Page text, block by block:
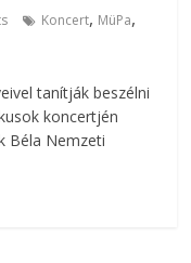
Koncert, MüPa,
tanítják beszélni
koncertjén
Béla Nemzeti